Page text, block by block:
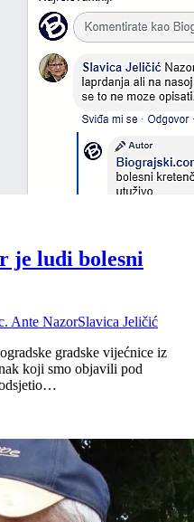
je ludi bolesni
Ante NazorSlavica Jeličić
gradske vijećnice iz
koji smo objavili pod